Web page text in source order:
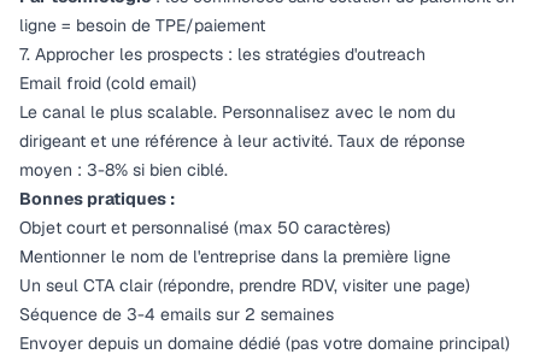
ligne = besoin de TPE/paiement
7. Approcher les prospects : les stratégies d'outreach
Email froid (cold email)
Le canal le plus scalable. Personnalisez avec le nom du
dirigeant et une référence à leur activité. Taux de réponse
moyen : 3-8% si bien ciblé.
Bonnes pratiques :
Objet court et personnalisé (max 50 caractères)
Mentionner le nom de l'entreprise dans la première ligne
Un seul CTA clair (répondre, prendre RDV, visiter une page)
Séquence de 3-4 emails sur 2 semaines
Envoyer depuis un domaine dédié (pas votre domaine principal)